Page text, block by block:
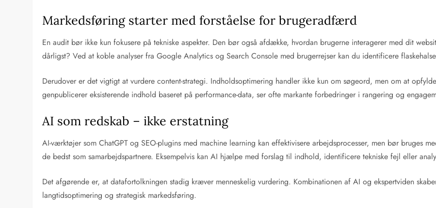
Markedsføring starter med forståelse for brugeradfærd
En audit bør ikke kun fokusere på tekniske aspekter. Den bør også afdække, hvordan brugerne interagerer med dit
dårligst? Ved at koble analyser fra Google Analytics og Search Console med brugerrejser kan du identificere
Derudover er det vigtigt at vurdere content-strategi. Indholdsoptimering handler ikke kun om søgeord, men om at
genpublicerer eksisterende indhold baseret på performance-data, ser ofte markante forbedringer i rangering og
AI som redskab – ikke erstatning
AI-værktøjer som ChatGPT og SEO-plugins med machine learning kan effektivisere arbejdsprocesser, men bør bruges
de bedst som samarbejdspartnere. Eksempelvis kan AI hjælpe med forslag til indhold, identificere tekniske fejl eller
Det afgørende er, at datafortolkningen stadig kræver menneskelig vurdering. Kombinationen af AI og ekspertviden
langtidsoptimering og strategisk markedsføring.